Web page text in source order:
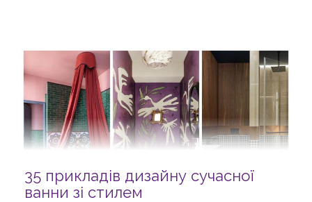
35 прикладів дизайну сучасної
ванни зі стилем